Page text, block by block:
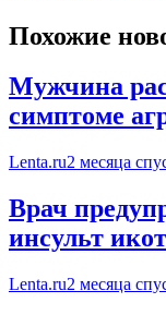
Похожие
Мужчина
симптоме
Lenta.ru2 месяца
Врач
инсульт
Lenta.ru2 месяца